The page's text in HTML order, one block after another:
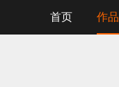
首页 作品